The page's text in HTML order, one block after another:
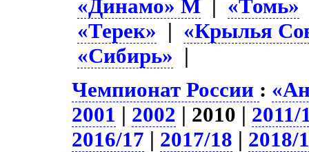
«Динамо» М | «Томь»
«Терек» | «Крылья
«Сибирь» |
Чемпионат России :
2001 | 2002 | 2010 | 2011/
2016/17 | 2017/18 | 2018/